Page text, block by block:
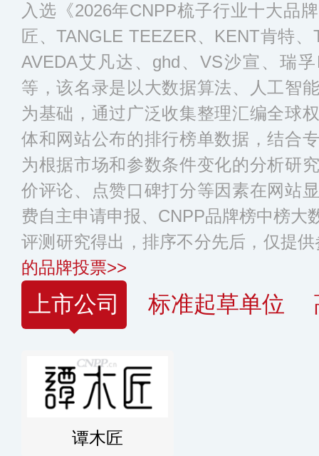
入选《2026年CNPP梳子行业十大品
匠、TANGLE TEEZER、KENT肯特
AVEDA艾凡达、ghd、VS沙宣、瑞
等，该名录是以大数据算法、人工智
为基础，通过广泛收集整理汇编全球
体和网站公布的排行榜单数据，结合
为根据市场和参数条件变化的分析研
价评论、点赞口碑打分等因素在网站
费自主申请申报、CNPP品牌榜中榜大
评测研究得出，排序不分先后，仅提
的品牌投票>>
上市公司 标准起草单位
谭木匠